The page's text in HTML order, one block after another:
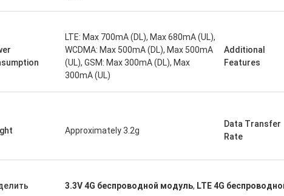
LTE: Max 700mA (DL), Max 680mA (UL),
WCDMA: Max 500mA (DL), Max 500mA
(UL), GSM: Max 300mA (DL), Max
300mA (UL)
Additional
Features
Approximately 3.2g
Data Transfer
Rate
3.3V 4G беспроводной модуль, LTE 4G